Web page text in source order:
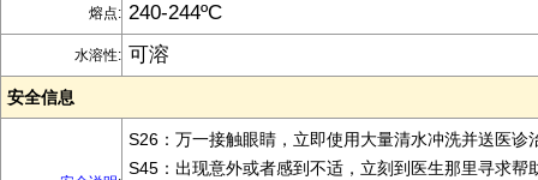
熔点: 240-244ºC
水溶性: 可溶
安全信息
S26：万一接触眼睛，立即使用大量清水冲洗并送医诊
S45：出现意外或者感到不适，立刻到医生那里寻求帮